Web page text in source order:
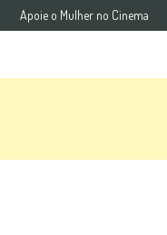
Apoie o Mulher no Cinema